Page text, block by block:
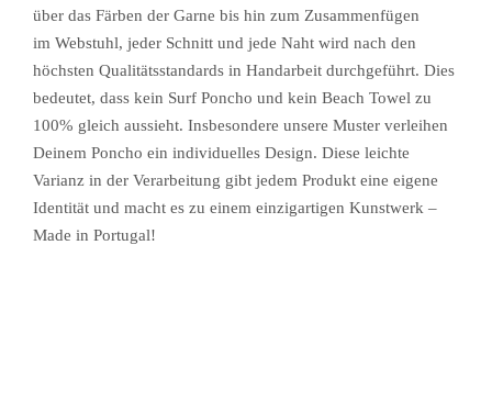
über das Färben der Garne bis hin zum Zusammenfügen
im Webstuhl, jeder Schnitt und jede Naht wird nach den
höchsten Qualitätsstandards in Handarbeit durchgeführt. Dies
bedeutet, dass kein Surf Poncho und kein Beach Towel zu
100% gleich aussieht. Insbesondere unsere Muster verleihen
Deinem Poncho ein individuelles Design. Diese leichte
Varianz in der Verarbeitung gibt jedem Produkt eine eigene
Identität und macht es zu einem einzigartigen Kunstwerk –
Made in Portugal!